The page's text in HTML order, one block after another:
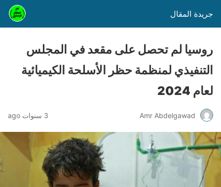
جريدة المقال
روسيا لم تحصل على مقعد في المجلس
التنفيذي لمنظمة حظر الأسلحة الكيميائية
لعام 2024
Amr Abdelgawad 3 سنوات ago